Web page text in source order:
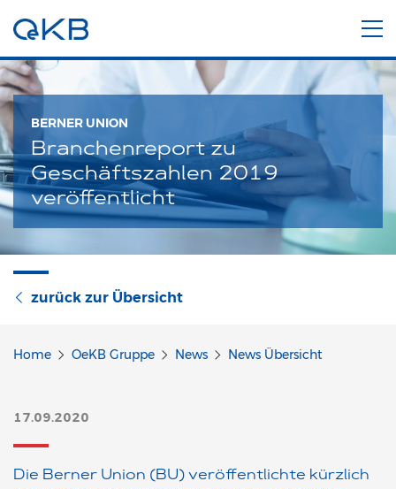
BERNER UNION
Branchenreport zu
Geschäftszahlen 2019
veröffentlicht
zurück zur Übersicht
Home OeKB Gruppe News News Übersicht
17.09.2020
Die Berner Union (BU) veröffentlichte kürzlich